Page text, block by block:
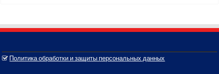
Политика обработки и защиты персональных данных